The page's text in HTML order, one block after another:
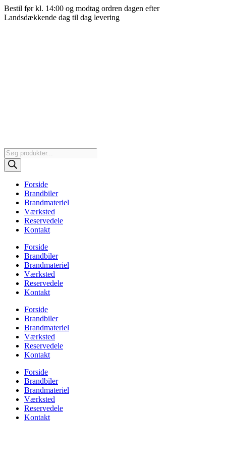
Videre
til
Bestil før kl. 14:00 og modtag ordren dagen efter
Landsdækkende dag til dag levering
Products
search
Forside
Brandbiler
Brandmateriel
Værksted
Reservedele
Kontakt
Forside
Brandbiler
Brandmateriel
Værksted
Reservedele
Kontakt
Forside
Brandbiler
Brandmateriel
Værksted
Reservedele
Kontakt
Forside
Brandbiler
Brandmateriel
Værksted
Reservedele
Kontakt